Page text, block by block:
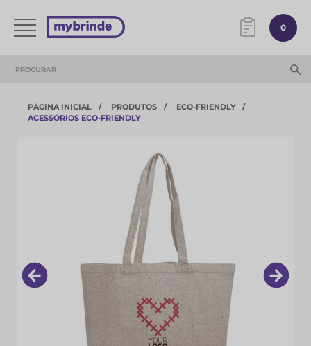
0
PÁGINA INICIAL PRODUTOS
ECO-FRIENDLY
ACESSÓRIOS ECO-FRIENDLY